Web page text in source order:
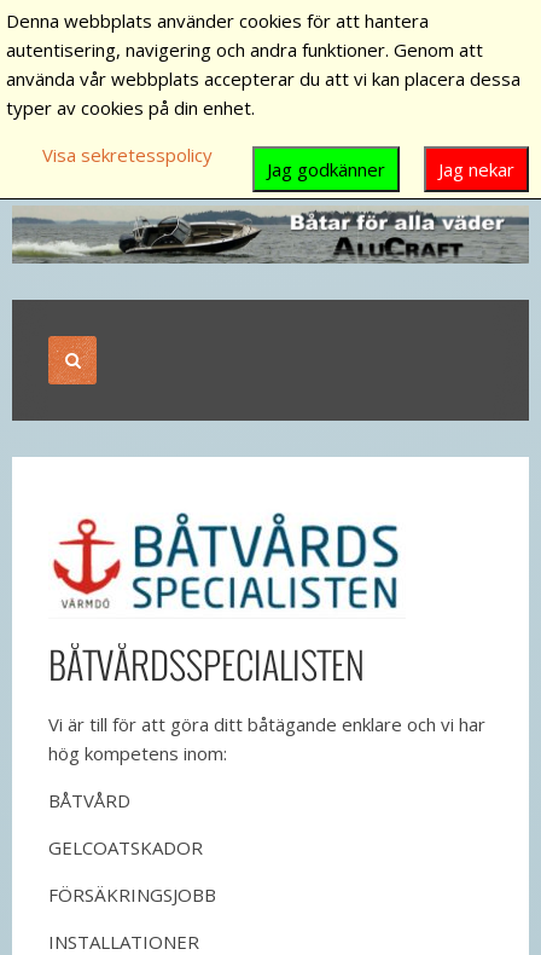
BÅTVÅRDSSPECIALISTEN
Vi är till för att göra ditt båtägande enklare och vi har
hög kompetens inom:
BÅTVÅRD
GELCOATSKADOR
FÖRSÄKRINGSJOBB
INSTALLATIONER
Denna webbplats använder cookies för att hantera
autentisering, navigering och andra funktioner. Genom att
använda vår webbplats accepterar du att vi kan placera dessa
typer av cookies på din enhet.
Visa sekretesspolicy
Jag nekar
Jag godkänner